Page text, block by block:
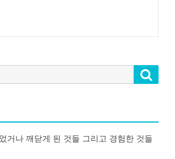
거나 깨닫게 된 것들 그리고 경험한 것들